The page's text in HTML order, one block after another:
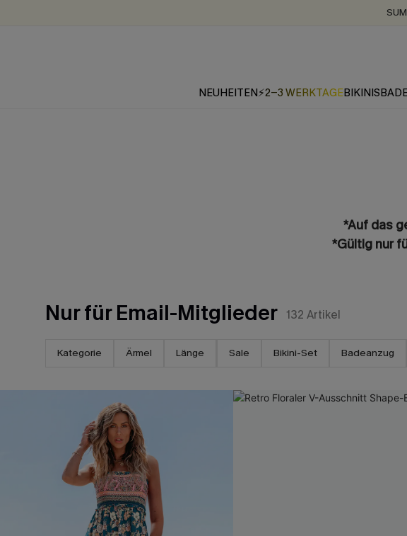
ZUM
NEUHEITEN⚡2-3 WERKTAGEBIKINIS
*Auf das
*Gültig nur
Nur für Email-Mitglieder 132 Artikel
Kategorie Ärmel Länge Sale Bikini-Set Badeanzug